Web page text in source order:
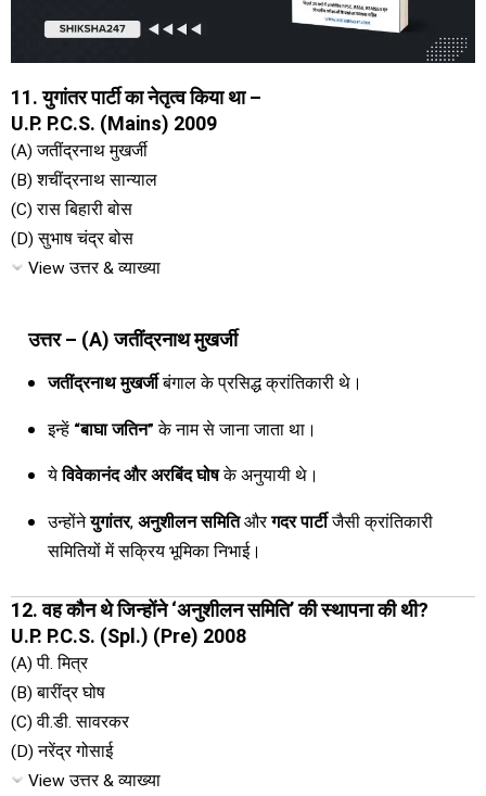
11. युगांतर पार्टी का नेतृत्व किया था –
U.P. P.C.S. (Mains) 2009
(A) जतींद्रनाथ मुखर्जी
(B) शचींद्रनाथ सान्याल
(C) रास बिहारी बोस
(D) सुभाष चंद्र बोस
View उत्तर & व्याख्या
उत्तर – (A) जतींद्रनाथ मुखर्जी
जतींद्रनाथ मुखर्जीबंगाल के प्रसिद्ध क्रांतिकारी थे।
इन्हें “बाघा जतिन” के नाम से जाना जाता था।
येविवेकानंद और अरबिंद घोषके अनुयायी थे।
उन्होंनेयुगांतर, अनुशीलन समितिऔरगदर पार्टीजैसी क्रांतिकारी
समितियों में सक्रिय भूमिका निभाई।
12. वह कौन थे जिन्होंने ‘अनुशीलन समिति’ की स्थापना की थी?
U.P. P.C.S. (Spl.) (Pre) 2008
(A) पी. मित्र
(B) बारींद्र घोष
(C) वी.डी. सावरकर
(D) नरेंद्र गोसाई
View उत्तर & व्याख्या